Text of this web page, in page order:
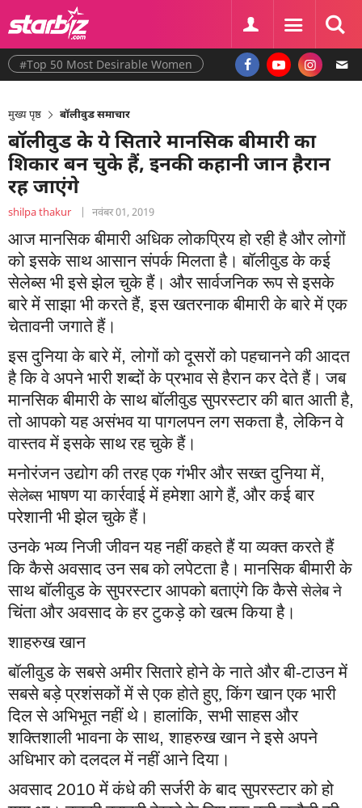
#Top 50 Most Desirable Women
मुख्य पृष्ठ बॉलीवुड समाचार
बॉलीवुड के ये सितारे मानसिक बीमारी का
शिकार बन चुके हैं, इनकी कहानी जान हैरान
रह जाएंगे
shilpa thakur | नवंबर 01, 2019
आज मानसिक बीमारी अधिक लोकप्रिय हो रही है और लोगों
को इसके साथ आसान संपर्क मिलता है। बॉलीवुड के कई
सेलेब्स भी इसे झेल चुके हैं। और सार्वजनिक रूप से इसके
बारे में साझा भी करते हैं,इस खतरनाक बीमारी के बारे में एक
चेतावनी जगाते हैं।
इस दुनिया के बारे में,लोगों को दूसरों को पहचानने की आदत
है कि वे अपने भारी शब्दों के प्रभाव से हैरान कर देते हैं। जब
मानसिक बीमारी के साथ बॉलीवुड सुपरस्टार की बात आती है,
तो आपको यह असंभव या पागलपन लग सकता है,लेकिन वे
वास्तव में इसके साथ रह चुके हैं।
मनोरंजन उद्योग की तरह एक गंभीर और सख्त दुनिया में,
सेलेब्स भाषण या कार्रवाई में हमेशा आगे हैं, और कई बार
परेशानी भी झेल चुके हैं।
उनके भव्य निजी जीवन यह नहीं कहते हैं या व्यक्त करते हैं
कि कैसे अवसाद उन सब को लपेटता है। मानसिक बीमारी के
साथ बॉलीवुड के सुपरस्टार आपको बताएंगे कि कैसेसेलेब ने
चिंता और अवसाद के हर टुकड़े को खत्म किया है।
शाहरुख खान
बॉलीवुड के सबसे अमीर सितारे होने के नाते और बी-टाउन में
सबसे बड़े प्रशंसकों में से एक होते हुए,किंग खानएक भारी
दिल से अभिभूत नहीं थे। हालांकि,सभी साहस और
शक्तिशाली भावना के साथ,शाहरुख खानने इसे अपने
अधिभार को दलदल में नहीं आने दिया।
अवसाद 2010 में कंधे की सर्जरी के बाद सुपरस्टार को हो